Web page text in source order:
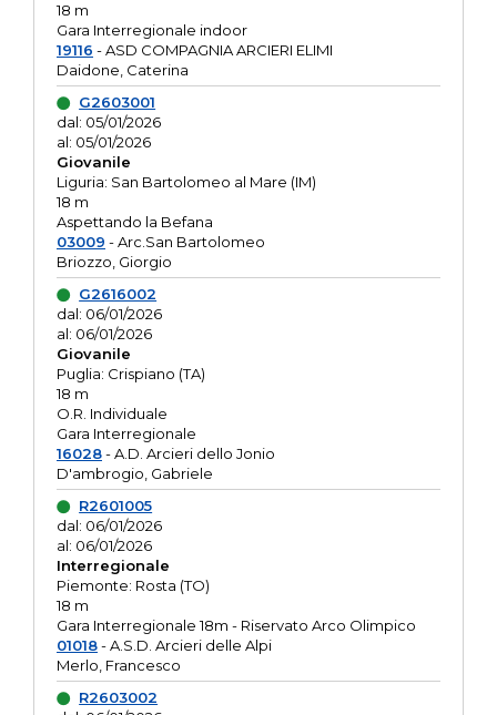
18 m
Gara Interregionale indoor
19116 - ASD COMPAGNIA ARCIERI ELIMI
Daidone, Caterina
G2603001
dal: 05/01/2026
al: 05/01/2026
Giovanile
Liguria: San Bartolomeo al Mare (IM)
18 m
Aspettando la Befana
03009 - Arc.San Bartolomeo
Briozzo, Giorgio
G2616002
dal: 06/01/2026
al: 06/01/2026
Giovanile
Puglia: Crispiano (TA)
18 m
O.R. Individuale
Gara Interregionale
16028- A.D. Arcieri dello Jonio
D'ambrogio, Gabriele
R2601005
dal: 06/01/2026
al: 06/01/2026
Interregionale
Piemonte: Rosta (TO)
18 m
Gara Interregionale 18m - Riservato Arco Olimpico
01018- A.S.D. Arcieri delle Alpi
Merlo, Francesco
R2603002